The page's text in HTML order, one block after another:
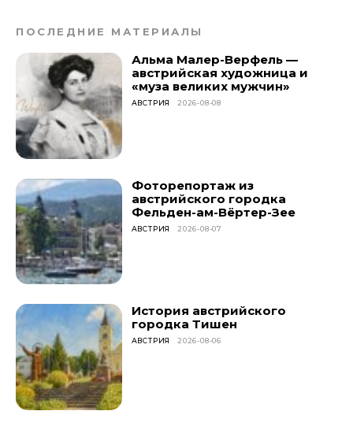
ПОСЛЕДНИЕ МАТЕРИАЛЫ
Альма Малер-Верфель —
австрийская художница и
«муза великих мужчин»
АВСТРИЯ 2026-08-08
Фоторепортаж из
австрийского городка
Фельден-ам-Вёртер-Зее
АВСТРИЯ 2026-08-07
История австрийского
городка Тишен
АВСТРИЯ 2026-08-06